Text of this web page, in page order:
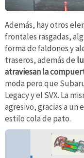
Además, hay otros
frontales rasgadas,
forma de faldones y
traseros, además de
atraviesan la
moda pero que
Legacy y el SVX. La
agresivo, gracias a
estilo cola de pato.